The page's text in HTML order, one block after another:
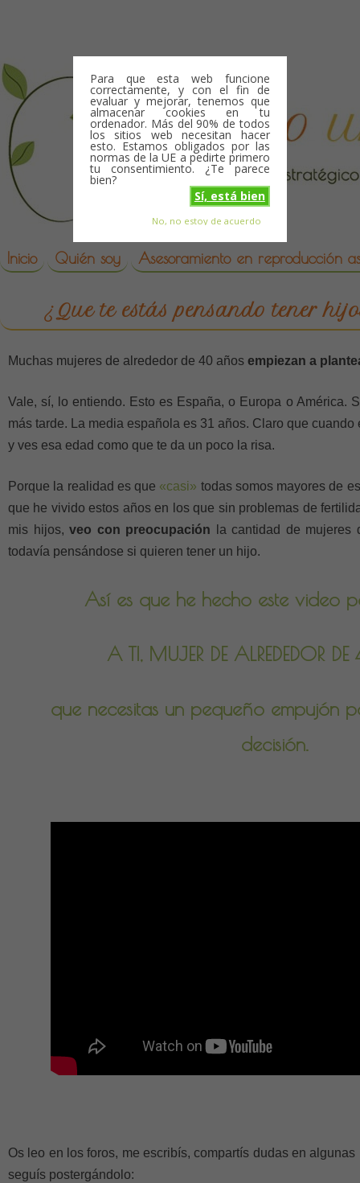
Para que esta web funcione
correctamente, y con el fin de
evaluar y mejorar, tenemos que
almacenar cookies en tu
ordenador. Más del 90% de todos
los sitios web necesitan hacer
esto. Estamos obligados por las
normas de la UE a pedirte primero
tu consentimiento. ¿Te parece
bien?
Sí, está bien
No, no estoy de acuerdo
reproduccion asistida
Skip to content
Inicio Quién soy Asesoramiento en reproducción
¿Que te estás pensando tener
Muchas mujeres de alrededor de 40 años empiezan a
Vale, sí, lo entiendo. Esto es España, o Europa o América.
más tarde. La media española es 31 años. Claro que
y ves esa edad como que te da un poco la risa.
Porque la realidad es que «casi» todas somos mayores de
que he vivido estos años en los que sin problemas de
mis hijos,veo con preocupación la cantidad de
todavía pensándose si quieren tener un hijo.
Así es que he hecho este video
A TI, MUJER DE ALREDEDOR
que necesitas un pequeño empujón
decisión.
Os leo en los foros, me escribís, compartís dudas en
seguís postergándolo: